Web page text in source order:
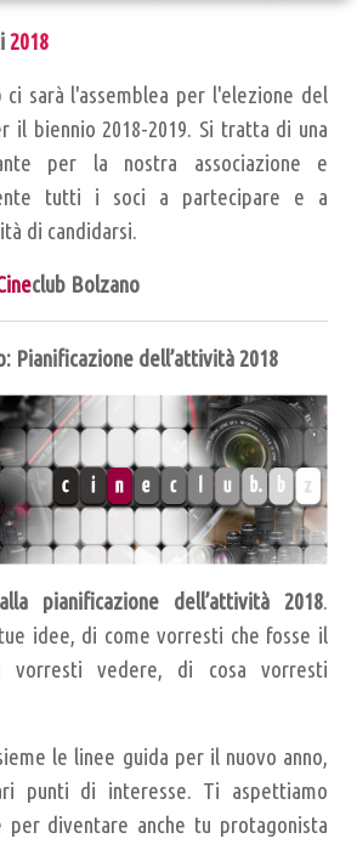
2018
ci sarà l'assemblea per l'elezione del
il biennio 2018-2019. Si tratta di una
per la nostra associazione e
tutti i soci a partecipare e a
di candidarsi.
club Bolzano
Pianificazione dell’attività 2018
pianificazione dell’attività 2018.
idee, di come vorresti che fosse il
vorresti vedere, di cosa vorresti
le linee guida per il nuovo anno,
punti di interesse. Ti aspettiamo
per diventare anche tu protagonista